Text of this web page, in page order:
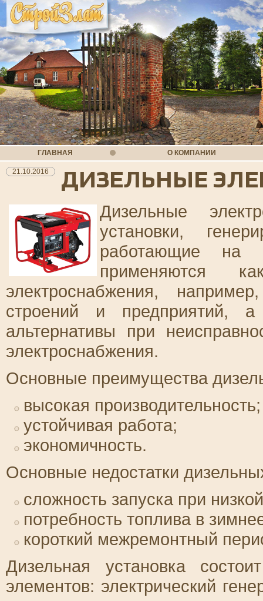
ГЛАВНАЯ О КОМПАНИИ
21.10.2016 ДИЗЕЛЬНЫЕ
Дизельные
установки,
работающие на
применяются
электроснабжения,
строений и предприятий,
альтернативы при
электроснабжения.
Основные преимущества
высокая производительность;
устойчивая работа;
экономичность.
Основные недостатки
сложность запуска при
потребность топлива в
короткий межремонтный
Дизельная установка
элементов: электрический